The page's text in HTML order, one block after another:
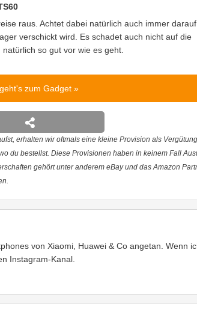
raus. Achtet dabei natürlich auch immer
verschickt wird. Es schadet auch nicht auf die
so gut vor wie es geht.
zum Gadget
erhalten wir oftmals eine kleine Provision als
du bestellst. Diese Provisionen haben in keinem Fall
gehört unter anderem eBay und das Amazon
von Xiaomi, Huawei & Co angetan. Wenn
Instagram-Kanal.